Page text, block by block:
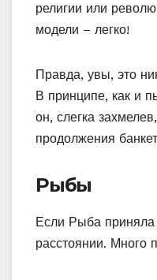
религии или
модели – легко!
Правда, увы, это
В принципе, как и
он, слегка
продолжения
Рыбы
Если Рыба приняла
расстоянии. Много